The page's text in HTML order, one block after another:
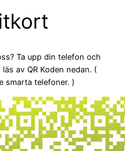
Ta upp din telefon och
av QR Koden nedan. (
smarta telefoner. )